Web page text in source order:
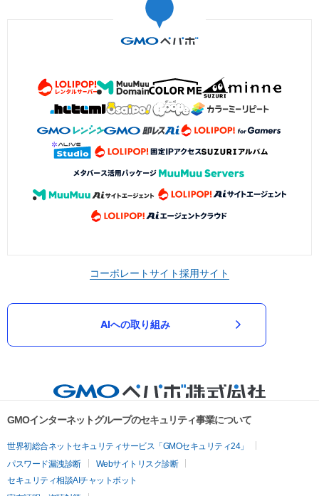
コーポレートサイト採用サイト
AIへの取り組み
GMOインターネットグループのセキュリティ事業について
世界初総合ネットセキュリティサービス「GMOセキュリティ24」
パスワード漏洩診断
Webサイトリスク診断
セキュリティ相談AIチャットボット